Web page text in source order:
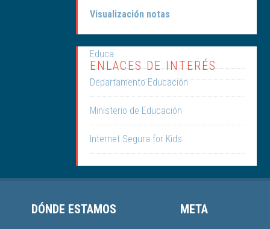
Visualización notas
ENLACES DE INTERÉS
Educa
Departamento Educación
Ministerio de Educación
Internet Segura for Kids
DÓNDE ESTAMOS META